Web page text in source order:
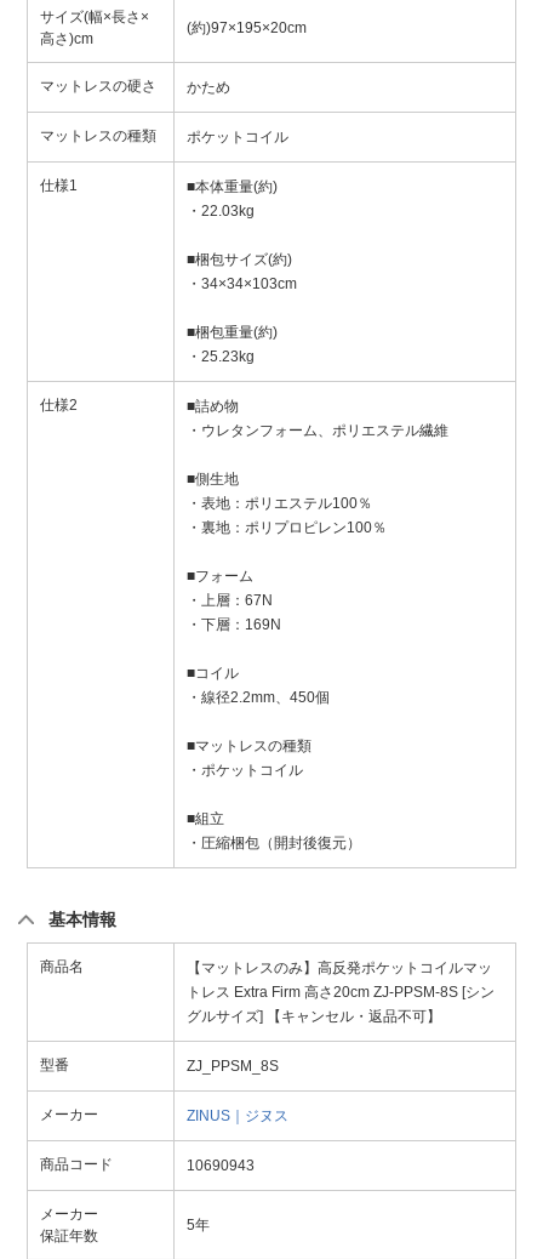
サイズ(幅×長さ×
高さ)cm
(約)97×195×20cm
マットレスの硬さ かため
マットレスの種類 ポケットコイル
仕様1
■本体重量(約)
・22.03kg
■梱包サイズ(約)
・34×34×103cm
■梱包重量(約)
・25.23kg
仕様2
■詰め物
・ウレタンフォーム、ポリエステル繊維
■側生地
・表地：ポリエステル100％
・裏地：ポリプロピレン100％
■フォーム
・上層：67N
・下層：169N
■コイル
・線径2.2mm、450個
■マットレスの種類
・ポケットコイル
■組立
・圧縮梱包（開封後復元）
基本情報
商品名
【マットレスのみ】高反発ポケットコイルマッ
トレス Extra Firm 高さ20cm ZJ-PPSM-8S [シン
グルサイズ] 【キャンセル・返品不可】
型番 ZJ_PPSM_8S
メーカー ZINUS｜ジヌス
商品コード 10690943
メーカー
保証年数
5年